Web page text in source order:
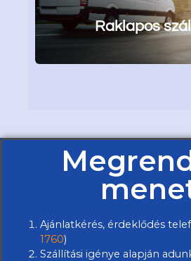
Raklapos
Ajánlatkérés, érdeklődés
1760)
Szállítási igénye alapján